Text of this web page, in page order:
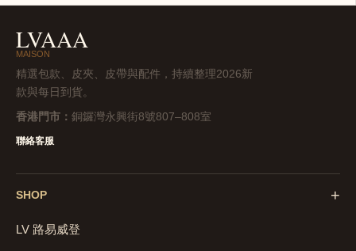
LVAAA
MAISON
精選包款、皮夾、皮帶與配件，持續整理2026新
款與每日到貨。
香港門市： 銅鑼灣永興街8號807–808室
聯絡客服
SHOP +
LV 路易威登